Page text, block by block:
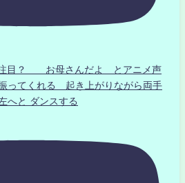
注目？ お母さんだよ とアニメ声
ってくれる 起き上がりながら両手
へと ダンスする